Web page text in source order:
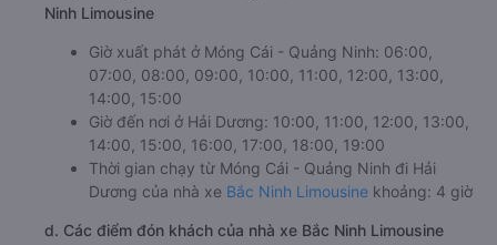
Ninh Limousine
Giờ xuất phát ở Móng Cái - Quảng Ninh: 06:00,
07:00, 08:00, 09:00, 10:00, 11:00, 12:00, 13:00,
14:00, 15:00
Giờ đến nơi ở Hải Dương: 10:00, 11:00, 12:00, 13:00,
14:00, 15:00, 16:00, 17:00, 18:00, 19:00
Thời gian chạy từ Móng Cái - Quảng Ninh đi Hải
Dương của nhà xe Bắc Ninh Limousine khoảng: 4 giờ
d. Các điểm đón khách của nhà xe Bắc Ninh Limousine